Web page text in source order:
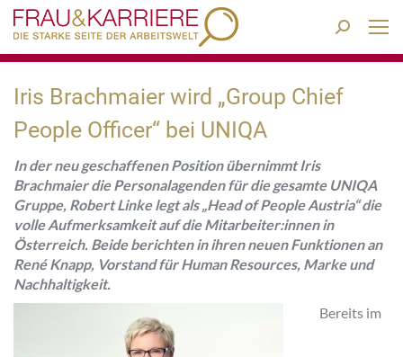
Search:
Iris Brachmaier wird „Group Chief
People Officer“ bei UNIQA
In der neu geschaffenen Position übernimmt Iris
Brachmaier die Personalagenden für die gesamte UNIQA
Gruppe, Robert Linke legt als „Head of People Austria“ die
volle Aufmerksamkeit auf die Mitarbeiter:innen in
Österreich. Beide berichten in ihren neuen Funktionen an
René Knapp, Vorstand für Human Resources, Marke und
Nachhaltigkeit.
Bereits im